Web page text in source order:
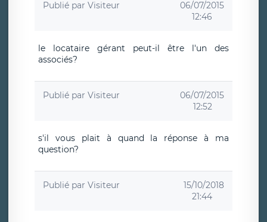
Publié par Visiteur
06/07/2015
12:46
le locataire gérant peut-il être l'un des
associés?
Publié par Visiteur
06/07/2015
12:52
s'il vous plait à quand la réponse à ma
question?
Publié par Visiteur
15/10/2018
21:44